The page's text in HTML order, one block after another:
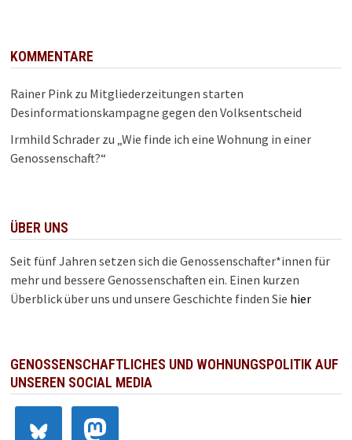
KOMMENTARE
Rainer Pink zu Mitgliederzeitungen starten
Desinformationskampagne gegen den Volksentscheid
Irmhild Schrader zu „Wie finde ich eine Wohnung in einer
Genossenschaft?“
ÜBER UNS
Seit fünf Jahren setzen sich die Genossenschafter*innen für
mehr und bessere Genossenschaften ein. Einen kurzen
Überblick über uns und unsere Geschichte finden Sie hier
GENOSSENSCHAFTLICHES UND WOHNUNGSPOLITIK AUF
UNSEREN SOCIAL MEDIA